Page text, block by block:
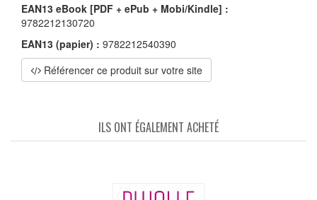
EAN13 eBook [PDF + ePub + Mobi/Kindle] :
9782212130720
EAN13 (papier) : 9782212540390
Référencer ce produit sur votre site
ILS ONT ÉGALEMENT ACHETÉ